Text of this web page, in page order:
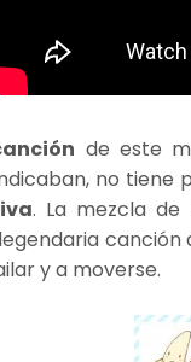
de este
no tiene
. La mezcla de
canción
y a moverse.